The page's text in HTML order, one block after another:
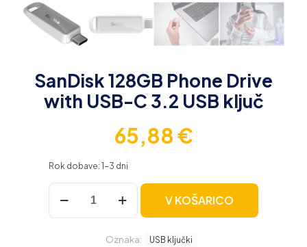
SanDisk 128GB Phone Drive
with USB-C 3.2 USB ključ
65,88€
Rok dobave: 1-3 dni
SanDisk
128GB
Phone
V KOŠARICO
Oznaka: USB ključki